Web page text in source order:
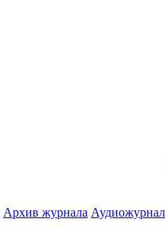
Архив журнала Аудиожурнал